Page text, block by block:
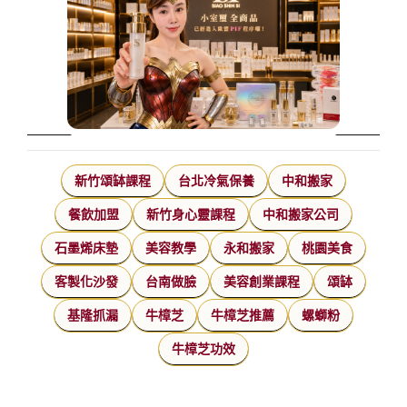
新竹頌缽課程 台北冷氣保養 中和搬家
餐飲加盟 新竹身心靈課程 中和搬家公司
石墨烯床墊 美容教學 永和搬家 桃園美食
客製化沙發 台南做臉 美容創業課程 頌缽
基隆抓漏 牛樟芝 牛樟芝推薦 螺螄粉
牛樟芝功效